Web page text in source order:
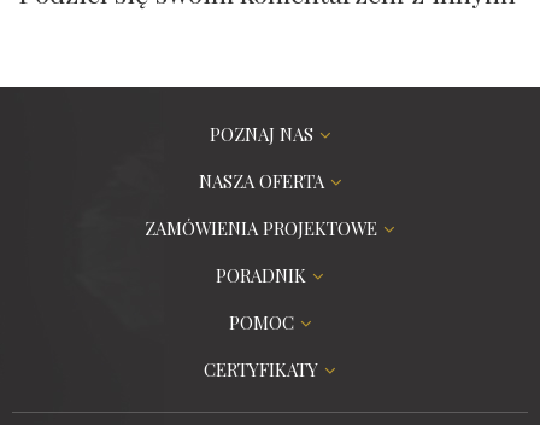
POZNAJ NAS
NASZA OFERTA
ZAMÓWIENIA PROJEKTOWE
PORADNIK
POMOC
CERTYFIKATY